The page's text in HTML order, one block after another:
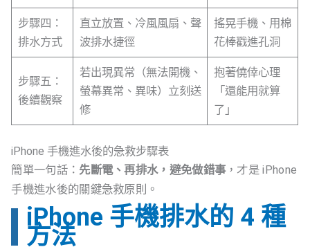
步驟四：
排水方式
直立放置、冷風風扇、聲
波排水捷徑
搖晃手機、用棉
花棒戳進孔洞
步驟五：
後續觀察
若出現異常（無法開機、
螢幕異常、異味）立刻送
修
抱著僥倖心理
「還能用就算
了」
iPhone 手機進水後的急救步驟表
簡單一句話： 先斷電、再排水，避免做錯事，才是 iPhone
手機進水後的關鍵急救原則。
iPhone 手機排水的 4 種
方法